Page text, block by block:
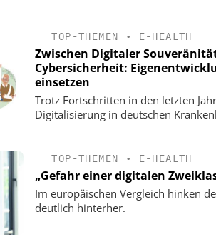
TOP-THEMEN • E-HEALTH
Zwischen Digitaler
Cybersicherheit:
einsetzen
Trotz Fortschritten in den letzten
Digitalisierung in deutschen
TOP-THEMEN • E-HEALTH
„Gefahr einer digitalen
Im europäischen Vergleich hinken
deutlich hinterher.